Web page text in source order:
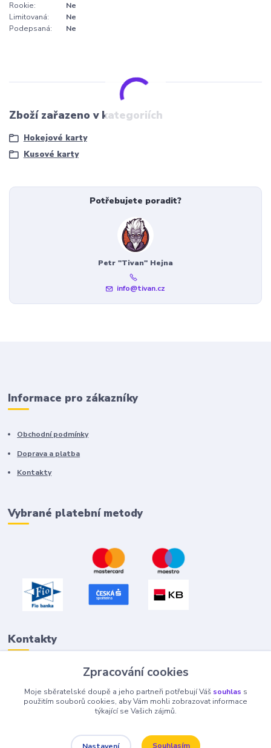
Rookie:
Ne
Limitovaná:
Ne
Podepsaná:
Ne
Zboží zařazeno v kategoriích
Hokejové karty
Kusové karty
Potřebujete poradit?
Petr "Tivan" Hejna
info@tivan.cz
Informace pro zákazníky
Obchodní podmínky
Doprava a platba
Kontakty
Vybrané platební metody
Kontakty
info@tivan.cz
Zpracování cookies
Moje sběratelské doupě a jeho partneři potřebují Váš souhlas s
použitím souborů cookies, aby Vám mohli zobrazovat informace
týkající se Vašich zájmů.
Nastavení Souhlasím